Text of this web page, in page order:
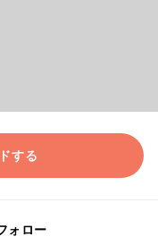
する
ォロー